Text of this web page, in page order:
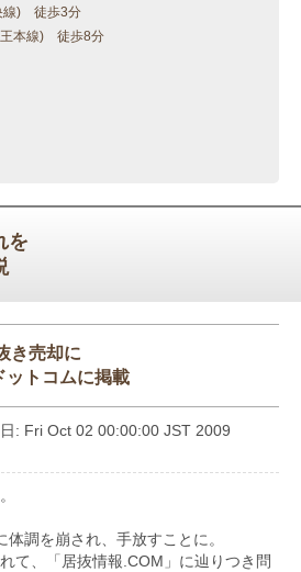
線) 徒歩3分
本線) 徒歩8分
を
き売却に
ットコムに掲載
: Fri Oct 02 00:00:00 JST 2009
調を崩され、手放すことに。
て、「居抜情報.COM」に辿りつき問